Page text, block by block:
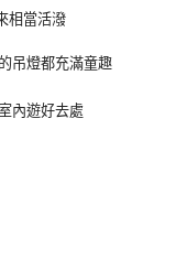
相當活潑
吊燈都充滿童趣